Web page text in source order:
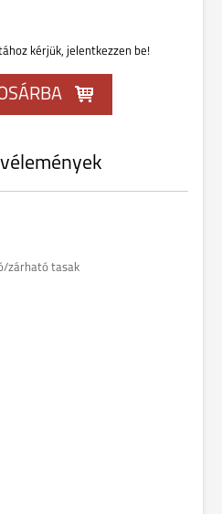
kérjük, jelentkezzen be!
zárható tasak